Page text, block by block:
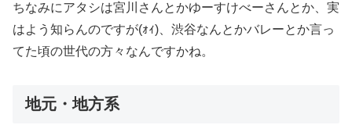
ちなみにアタシは宮川さんとかゆーすけべーさんとか、実
はよう知らんのですが(ｫｨ)、渋谷なんとかバレーとか言っ
てた頃の世代の方々なんですかね。
地元・地方系